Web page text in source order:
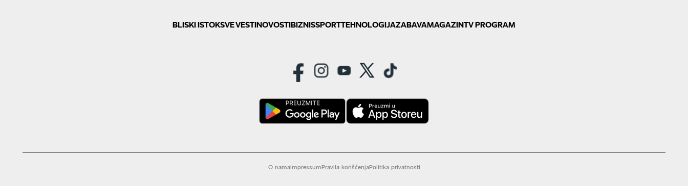
BLISKI ISTOKSVE VESTINOVOSTIBIZNISSPORTTEHNOLOGIJAZABAVAMAGAZINTV PROGRAM
O namaImpressumPravila korišćenjaPolitika privatnosti